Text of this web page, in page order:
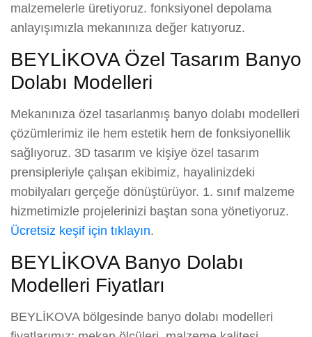
malzemelerle üretiyoruz. fonksiyonel depolama
anlayışımızla mekanınıza değer katıyoruz.
BEYLİKOVA Özel Tasarım Banyo
Dolabı Modelleri
Mekanınıza özel tasarlanmış banyo dolabı modelleri
çözümlerimiz ile hem estetik hem de fonksiyonellik
sağlıyoruz. 3D tasarım ve kişiye özel tasarım
prensipleriyle çalışan ekibimiz, hayalinizdeki
mobilyaları gerçeğe dönüştürüyor. 1. sınıf malzeme
hizmetimizle projelerinizi baştan sona yönetiyoruz.
Ücretsiz keşif için tıklayın.
BEYLİKOVA Banyo Dolabı
Modelleri Fiyatları
BEYLİKOVA bölgesinde banyo dolabı modelleri